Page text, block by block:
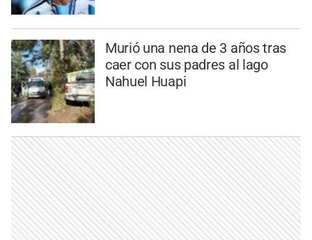
Murió una nena de 3 años tras
caer con sus padres al lago
Nahuel Huapi